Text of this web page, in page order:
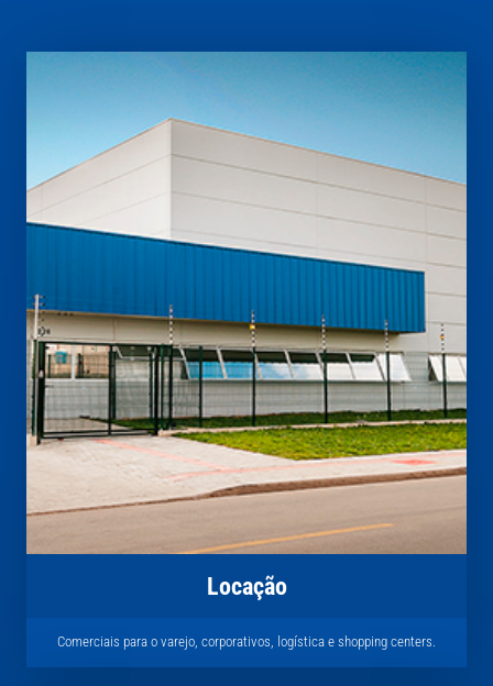
Locação
Comerciais para o varejo, corporativos, logística e shopping centers.